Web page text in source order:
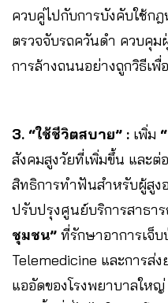
ควบคู่ไปกับการบังคับใช้ก
ตรวจจับรถควันดำ ควบคุม
การล้างถนนอย่างถูกวิธีเ
3. “ใช้ชีวิตสบาย” : เพิ่ม
สังคมสูงวัยที่เพิ่มขึ้น และต่
สิทธิการทำฟันสำหรับผู้สูง
ปรับปรุงศูนย์บริการสาธา
ชุมชน” ที่รักษาอาการเจ็
Telemedicine และการส่
แออัดของโรงพยาบาลให